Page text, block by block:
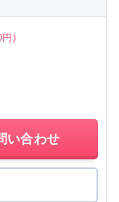
円)
い合わせ